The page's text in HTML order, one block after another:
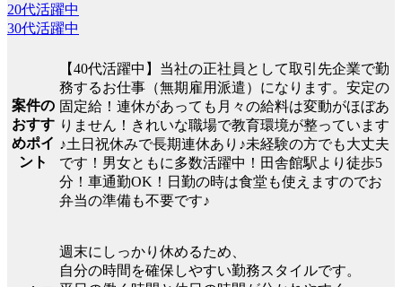
20代活躍中
30代活躍中
案件の
おすす
めポイ
ント
【40代活躍中】当社の正社員として取引先企業で勤
務するお仕事（無期雇用派遣）になります。安定の
固定給！連休があっても月々の給料は変動がほぼあ
りません！きれいな職場で教育環境が整っています
♪土日祝休みで長期連休あり♪未経験の方でも大丈夫
です！男女ともに多数活躍中！田舎館駅より徒歩5
分！車通勤OK！日勤の時は食堂も使えますのでお
弁当の準備も不要です♪
週末にしっかり休めるため、
自分の時間を確保しやすい勤務スタイルです。